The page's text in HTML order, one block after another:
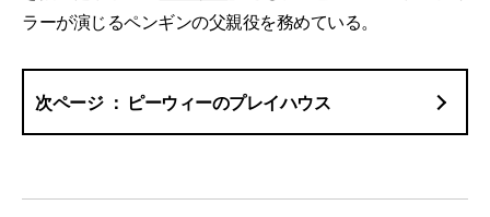
ラーが演じるペンギンの父親役を務めている。
ピーウィーのプレイハウス